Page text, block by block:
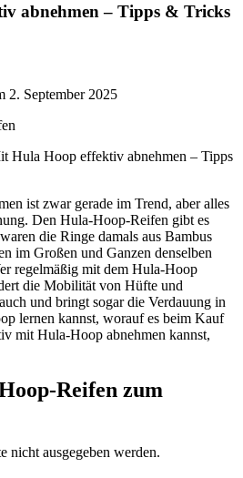
abnehmen – Tipps & Tricks
2. September 2025
Hula Hoop effektiv abnehmen – Tipps
ist zwar gerade im Trend, aber alles
Den Hula-Hoop-Reifen gibt es
die Ringe damals aus Bambus
im Großen und Ganzen denselben
regelmäßig mit dem Hula-Hoop
die Mobilität von Hüfte und
und bringt sogar die Verdauung in
lernen kannst, worauf es beim Kauf
mit Hula-Hoop abnehmen kannst,
Reifen zum
nicht ausgegeben werden.